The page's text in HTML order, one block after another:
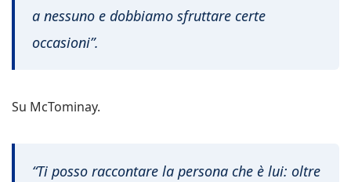
a nessuno e dobbiamo sfruttare certe
occasioni”.
Su McTominay.
“Ti posso raccontare la persona che è lui: oltre